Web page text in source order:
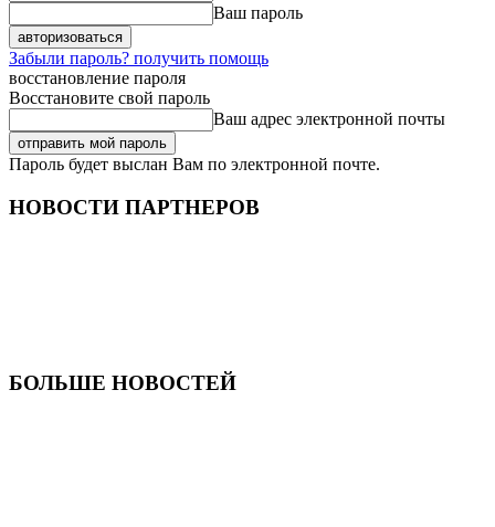
Ваш пароль
Забыли пароль? получить помощь
восстановление пароля
Восстановите свой пароль
Ваш адрес электронной почты
Пароль будет выслан Вам по электронной почте.
НОВОСТИ ПАРТНЕРОВ
БОЛЬШЕ НОВОСТЕЙ